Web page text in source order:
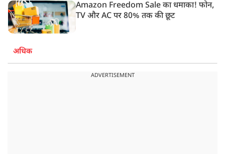
Amazon Freedom Sale का धमाका! फोन,
TV और AC पर 80% तक की छूट
अधिक
ADVERTISEMENT